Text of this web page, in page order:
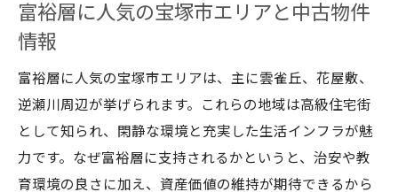
富裕層に人気の宝塚市エリアと中古物件
情報
富裕層に人気の宝塚市エリアは、主に雲雀丘、花屋敷、
逆瀬川周辺が挙げられます。これらの地域は高級住宅街
として知られ、閑静な環境と充実した生活インフラが魅
力です。なぜ富裕層に支持されるかというと、治安や教
育環境の良さに加え、資産価値の維持が期待できるから